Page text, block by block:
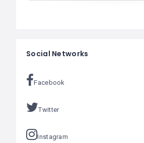
Social Networks
Facebook
Twitter
Instagram